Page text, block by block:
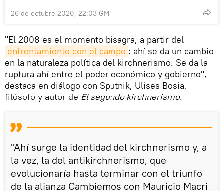
26 de octubre 2020, 22:03 GMT
"El 2008 es el momento bisagra, a partir del
enfrentamiento con el campo : ahí se da un cambio
en la naturaleza política del kirchnerismo. Se da la
ruptura ahí entre el poder económico y gobierno",
destaca en diálogo con Sputnik, Ulises Bosia,
filósofo y autor de El segundo kirchnerismo.
"Ahí surge la identidad del kirchnerismo y, a
la vez, la del antikirchnerismo, que
evolucionaría hasta terminar con el triunfo
de la alianza Cambiemos con Mauricio Macri